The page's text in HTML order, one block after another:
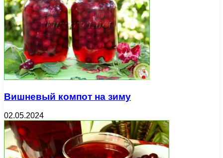
Вишневый компот на зиму
02.05.2024